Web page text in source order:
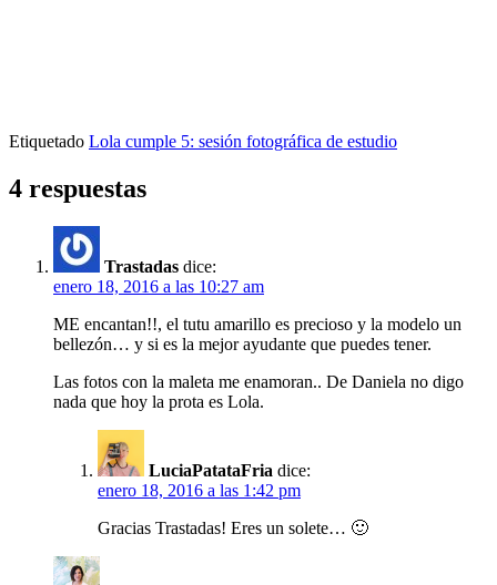
Etiquetado Lola cumple 5: sesión fotográfica de estudio
4 respuestas
Trastadas dice:
enero 18, 2016 a las 10:27 am
ME encantan!!, el tutu amarillo es precioso y la modelo un
bellezón… y si es la mejor ayudante que puedes tener.
Las fotos con la maleta me enamoran.. De Daniela no digo
nada que hoy la prota es Lola.
LuciaPatataFria dice:
enero 18, 2016 a las 1:42 pm
Gracias Trastadas! Eres un solete… 🙂